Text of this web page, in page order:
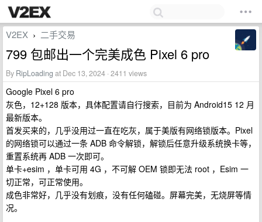
V2EX › 二手交易
799 包邮出一个完美成色 Pixel 6 pro
By RipLoading at Dec 13, 2024 · 2411 views
Google Pixel 6 pro
灰色，12+128 版本，具体配置请自行搜索，目前为 Android15 12 月
最新版本。
首发买来的，几乎没用过一直在吃灰，属于美版有网络锁版本。Pixel
的网络锁可以通过一条 ADB 命令解锁，解锁后任意升级系统换卡等，
重置系统再 ADB 一次即可。
单卡+esim ，单卡可用 4G ，不可解 OEM 锁即无法 root ，Esim 一
切正常，可正常使用。
成色非常好，几乎没有划痕，没有任何磕碰。屏幕完美，无烧屏等情
况。